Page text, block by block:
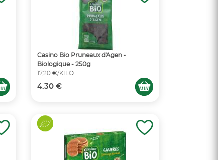
Casino Bio Pruneaux d'Agen -
Biologique - 250g
17,20 €/KILO
4.30 €